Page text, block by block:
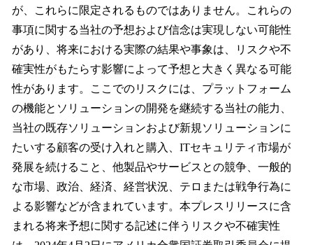
が、これらに限定されるものではありません。これらの
事項に関する当社の予想および信念は実現しない可能性
があり、将来における実際の結果や事象は、リスクや不
確実性がもたらす影響によって予想と大きく異なる可能
性があります。ここでのリスクには、プラットフォーム
の機能とソリューションの開発を継続する当社の能力、
当社の既存ソリューションおよび新規ソリューションに
たいする顧客の受け入れと購入、ITセキュリティ市場が
発展を続けること、他製品やサービスとの競争、一般的
な市場、政治、経済、経営状況、テロまたは戦争行為に
よる影響などが含まれています。本プレスリリースに含
まれる将来予想に関する記述に伴うリスクや不確実性